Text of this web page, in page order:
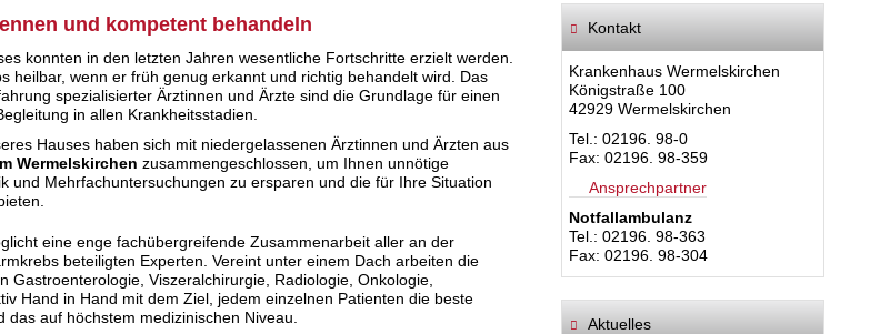
und kompetent behandeln
konnten in den letzten Jahren wesentliche Fortschritte erzielt werden.
heilbar, wenn er früh genug erkannt und richtig behandelt wird. Das
spezialisierter Ärztinnen und Ärzte sind die Grundlage für einen
in allen Krankheitsstadien.
Hauses haben sich mit niedergelassenen Ärztinnen und Ärzten aus
Wermelskirchen zusammengeschlossen, um Ihnen unnötige
und Mehrfachuntersuchungen zu ersparen und die für Ihre Situation
eine enge fachübergreifende Zusammenarbeit aller an der
beteiligten Experten. Vereint unter einem Dach arbeiten die
Gastroenterologie, Viszeralchirurgie, Radiologie, Onkologie,
Hand in Hand mit dem Ziel, jedem einzelnen Patienten die beste
auf höchstem medizinischen Niveau.
Kontakt
Krankenhaus Wermelskirchen
Königstraße 100
42929 Wermelskirchen
Tel.: 02196. 98-0
Fax: 02196. 98-359
Ansprechpartner
Notfallambulanz
Tel.: 02196. 98-363
Fax: 02196. 98-304
Aktuelles